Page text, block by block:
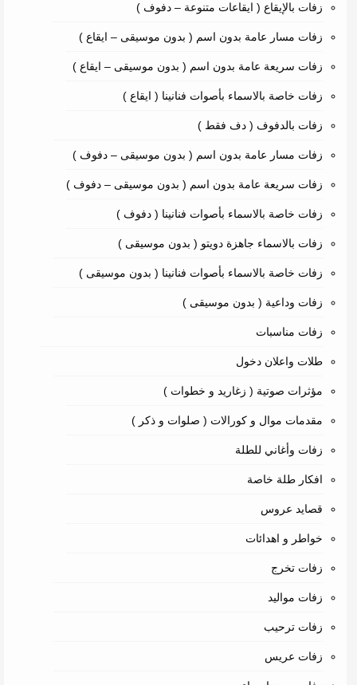
زفات بالإيقاع ( ايقاعات متنوعة – دفوف )
زفات مسار عامة بدون اسم ( بدون موسيقى – ايقاع )
زفات سريعة عامة بدون اسم ( بدون موسيقى – ايقاع )
زفات خاصة بالاسماء بأصوات فنانينا ( ايقاع )
زفات بالدفوف ( دف فقط )
زفات مسار عامة بدون اسم ( بدون موسيقى – دفوف )
زفات سريعة عامة بدون اسم ( بدون موسيقى – دفوف )
زفات خاصة بالاسماء بأصوات فنانينا ( دفوف )
زفات بالاسماء جاهزة دويتو ( بدون موسيقى )
زفات خاصة بالاسماء بأصوات فنانينا ( بدون موسيقى )
زفات وداعية ( بدون موسيقى )
زفات مناسبات
طلات واعلان دخول
مؤثرات صوتية ( زغاريد و خطوات )
مقدمات موال و كورالات ( صلوات و ذكر )
زفات وأغاني للطلة
افكار طلة خاصة
قصايد عروس
خواطر و اهدائات
زفات تخرج
زفات مواليد
زفات ترحيب
زفات عريس